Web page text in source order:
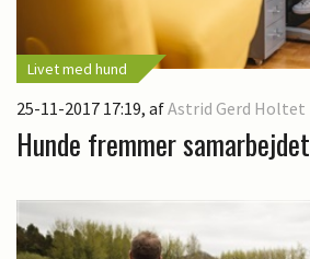
Livet med hund
25-11-2017 17:19, afAstrid Gerd Holtet
Hunde fremmer samarbejdet